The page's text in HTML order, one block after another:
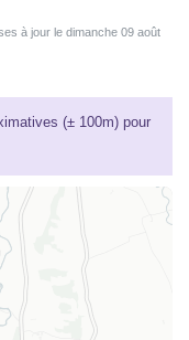
à jour le dimanche 09 août
(± 100m) pour